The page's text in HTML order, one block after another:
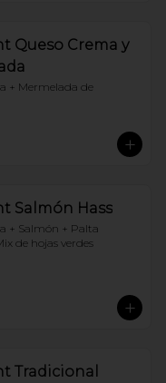
Queso Crema y
+ Mermelada de
Salmón Hass
+ Salmón + Palta
de hojas verdes
Tradicional